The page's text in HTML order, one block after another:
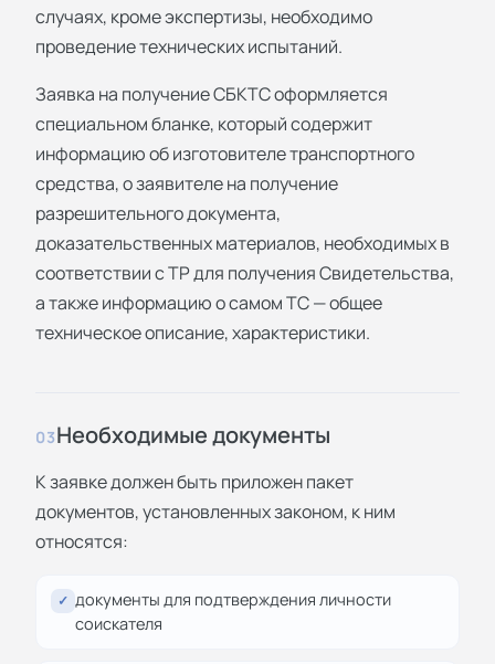
случаях, кроме экспертизы, необходимо
проведение технических испытаний.
Заявка на получение СБКТС оформляется
специальном бланке, который содержит
информацию об изготовителе транспортного
средства, о заявителе на получение
разрешительного документа,
доказательственных материалов, необходимых в
соответствии с ТР для получения Свидетельства,
а также информацию о самом ТС — общее
техническое описание, характеристики.
03Необходимые документы
К заявке должен быть приложен пакет
документов, установленных законом, к ним
относятся:
✓ документы для подтверждения личности
соискателя